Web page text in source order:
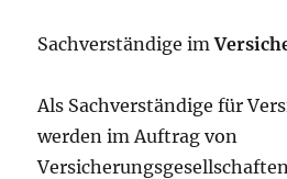
Sachverständige im
Als Sachverständige für
werden im Auftrag von